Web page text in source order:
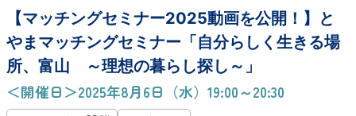
【マッチングセミナー2025動画を公開！】と
やまマッチングセミナー「自分らしく生きる場
所、富山 ～理想の暮らし探し～」
＜開催日＞2025年8月6日（水）19:00～20:30